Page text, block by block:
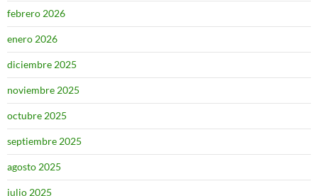
febrero 2026
enero 2026
diciembre 2025
noviembre 2025
octubre 2025
septiembre 2025
agosto 2025
julio 2025